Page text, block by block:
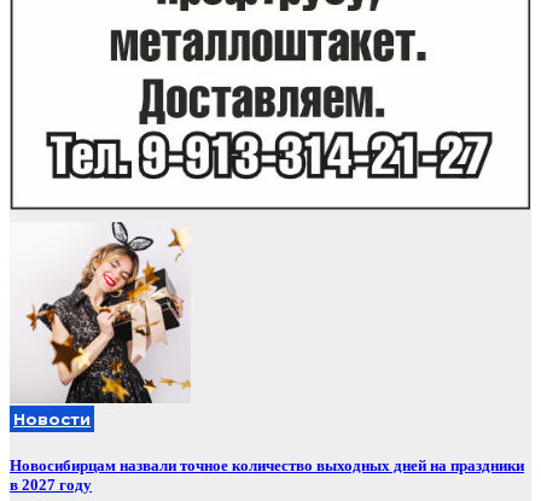
Новости
Новосибирцам назвали точное количество выходных дней на праздники
в 2027 году